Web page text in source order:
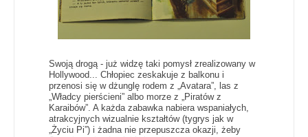
Swoją drogą - już widzę taki pomysł zrealizowany w
Hollywood... Chłopiec zeskakuje z balkonu i
przenosi się w dżunglę rodem z „Avatara”, las z
„Władcy pierścieni” albo morze z „Piratów z
Karaibów”. A każda zabawka nabiera wspaniałych,
atrakcyjnych wizualnie kształtów (tygrys jak w
„Życiu Pi”) i żadna nie przepuszcza okazji, żeby